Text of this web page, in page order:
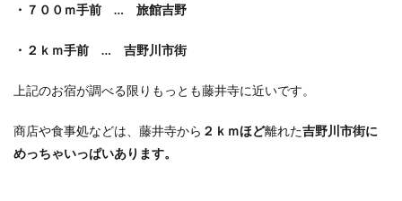
・７００ｍ手前 … 旅館吉野
・２ｋｍ手前 … 吉野川市街
上記のお宿が調べる限りもっとも藤井寺に近いです。
商店や食事処などは、藤井寺から ２ｋｍほど離れた吉野川市街に
めっちゃいっぱいあります。